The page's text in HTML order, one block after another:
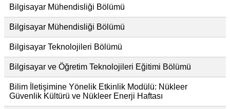
Bilgisayar Mühendisliği Bölümü
Bilgisayar Mühendisliği Bölümü
Bilgisayar Teknolojileri Bölümü
Bilgisayar ve Öğretim Teknolojileri Eğitimi Bölümü
Bilim İletişimine Yönelik Etkinlik Modülü: Nükleer
Güvenlik Kültürü ve Nükleer Enerji Haftası